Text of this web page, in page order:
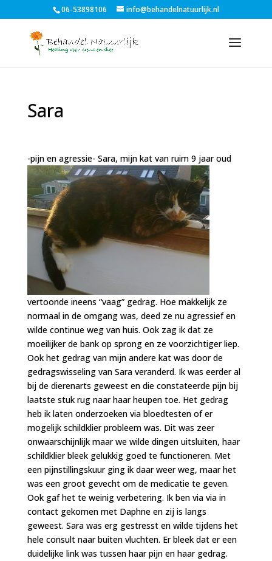
06-53898106 info@behandelnatuurlijk.nl
Sara
-pijn en agressie- Sara, mijn kat van ruim 9 jaar oud
vertoonde ineens “vaag” gedrag. Hoe makkelijk ze
normaal in de omgang was, deed ze nu agressief en
wilde continue weg van huis. Ook zag ik dat ze
moeilijker de bank op sprong en ze voorzichtiger liep.
Ook het gedrag van mijn andere kat was door de
gedragswisseling van Sara veranderd. Ik was eerder al
bij de dierenarts geweest en die constateerde pijn bij
laatste stuk rug naar haar heupen toe. Het gedrag
heb ik laten onderzoeken via bloedtesten of er
mogelijk schildklier probleem was. Dit was zeer
onwaarschijnlijk maar we wilde dingen uitsluiten, haar
schildklier bleek gelukkig goed te functioneren. Met
een pijnstillingskuur ging ik daar weer weg, maar het
was een groot gevecht om de medicatie te geven.
Ook gaf het te weinig verbetering. Ik ben via via in
contact gekomen met Daphne en zij is langs
geweest. Sara was erg gestresst en wilde tijdens het
hele consult naar buiten vluchten. Er bleek dat er een
duidelijke link was tussen haar pijn en haar gedrag.